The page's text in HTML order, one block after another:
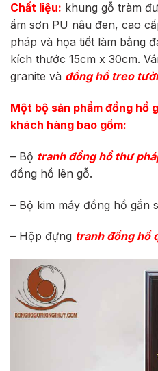
Chất liệu: khung gỗ tràm
ẩm sơn PU nâu đen, cao
pháp và họa tiết làm bằng
kích thước 15cm x 30cm.
granite và đồng hồ treo
Một bộ sản phẩm đồng hồ
khách hàng bao gồm:
– Bộ tranh đồng hồ thư
đồng hồ lên gỗ.
– Bộ kim máy đồng hồ gắn
– Hộp đựng tranh đồng hồ